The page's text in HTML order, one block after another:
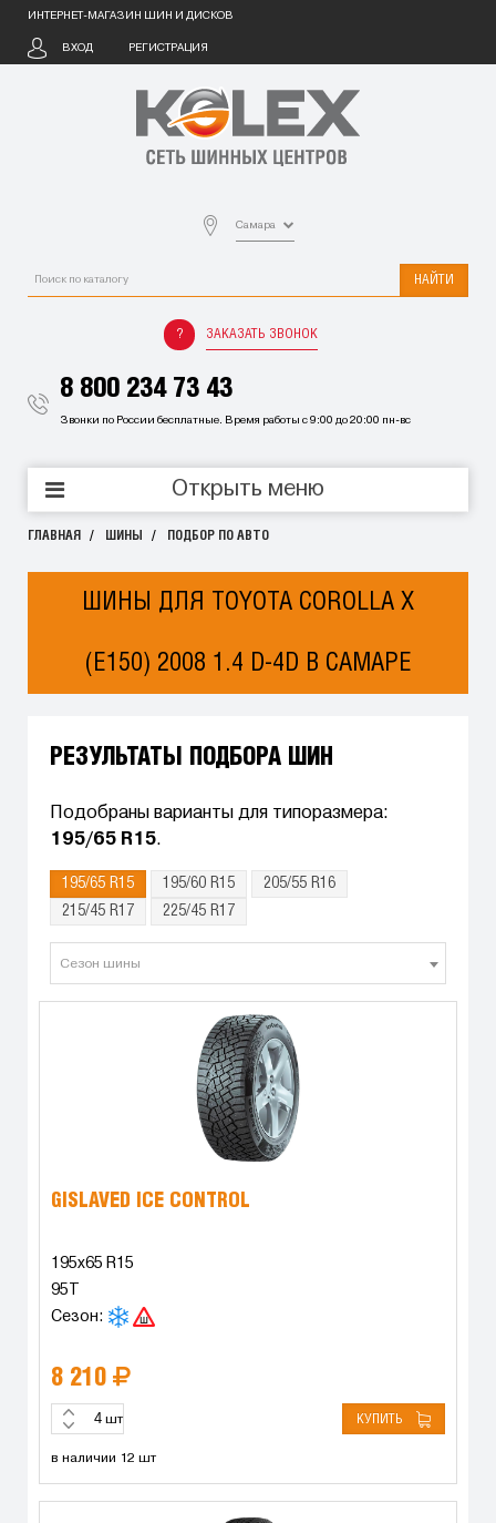
ИНТЕРНЕТ-МАГАЗИН ШИН И ДИСКОВ
ВХОД РЕГИСТРАЦИЯ
Самара
НАЙТИ
ЗАКАЗАТЬ ЗВОНОК
8 800 234 73 43
Звонки по России бесплатные. Время работы с 9:00 до 20:00 пн-вс
Открыть меню
ГЛАВНАЯ ШИНЫ ПОДБОР ПО АВТО
ШИНЫ ДЛЯ TOYOTA COROLLA X
(E150) 2008 1.4 D-4D В САМАРЕ
РЕЗУЛЬТАТЫ ПОДБОРА ШИН
Подобраны варианты для типоразмера:
195/65 R15.
195/65 R15 195/60 R15
205/55 R16
215/45 R17
225/45 R17
Сезон шины
GISLAVED ICE CONTROL
195x65 R15
95T
Сезон:
8 210
шт КУПИТЬ
в наличии 12 шт